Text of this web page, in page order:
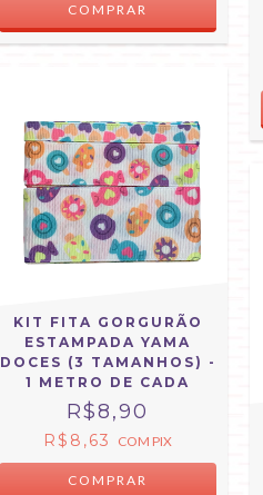
COMPRAR
KIT FITA GORGURÃO
ESTAMPADA YAMA
DOCES (3 TAMANHOS) -
1 METRO DE CADA
R$8,90
R$8,63 COM PIX